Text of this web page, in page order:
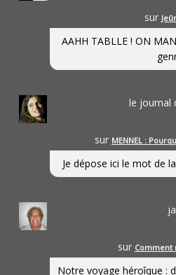
sur
AAHH TABLLE ! ON
le journal
sur MENNEL :
Je dépose ici le mot de
sur Comment
Notre voyage héroîque :